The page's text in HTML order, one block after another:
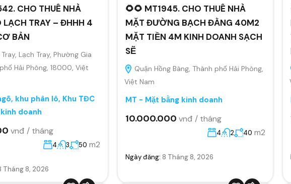
CHO THUÊ NHÀ
LẠCH TRAY – ĐHHH 4
BẢN
Lạch Tray, Phường Gia
Hải Phòng, 18000, Việt
khu phân lô, Khu TĐC
doanh
vnđ / tháng
4 3 50 m2
Tháng 8, 2026
🌻🌻 MT1945. CHO THUÊ NHÀ
MẶT ĐƯỜNG BẠCH ĐẰNG 40M2
MẶT TIỀN 4M KINH DOANH SẠCH
SẼ
Quận Hồng Bàng, Thành phố Hải Phòng,
Việt Nam
MT - Mặt bằng kinh doanh
10.000.000 vnđ / tháng
4 2 40 m2
Ngày đăng: 8 Tháng 8, 2026